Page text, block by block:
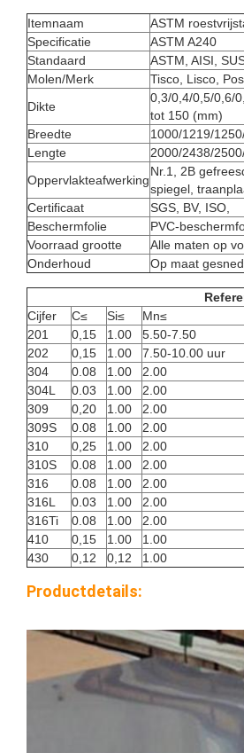
Itemnaam
ASTM
Specificatie
ASTM A240
Standaard
ASTM, AISI,
Molen/Merk
Tisco, Lisco,
Dikte
0,3/0,4/0,5/0,6/
tot 150 (mm)
Breedte
1000/1219/
Lengte
2000/2438/
Oppervlakteafwerking
Nr.1, 2B
spiegel,
Certificaat
SGS, BV, ISO,
Beschermfolie
PVC-
Voorraad grootte
Alle maten op
Onderhoud
Op maat
Cijfer
C≤ Si≤ Mn≤
201
0,15 1.00 5.50-7.50
202
0,15 1.00 7.50-10.00 uur
304
0.08 1.00 2.00
304L
0.03 1.00 2.00
309
0,20 1.00 2.00
309S
0.08 1.00 2.00
310
0,25 1.00 2.00
310S
0.08 1.00 2.00
316
0.08 1.00 2.00
316L
0.03 1.00 2.00
316Ti
0.08 1.00 2.00
410
0,15 1.00 1.00
430
0,12 0,12 1.00
Productdetails: